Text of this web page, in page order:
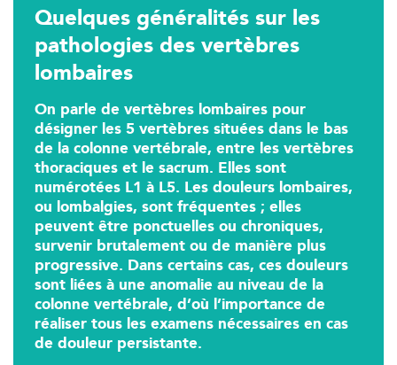
Quelques généralités sur les
pathologies des vertèbres
lombaires
On parle de vertèbres lombaires pour
désigner les 5 vertèbres situées dans le bas
de la colonne vertébrale, entre les vertèbres
thoraciques et le sacrum. Elles sont
numérotées L1 à L5. Les douleurs lombaires,
ou lombalgies, sont fréquentes ; elles
peuvent être ponctuelles ou chroniques,
survenir brutalement ou de manière plus
progressive. Dans certains cas, ces douleurs
sont liées à une anomalie au niveau de la
colonne vertébrale, d’où l’importance de
réaliser tous les examens nécessaires en cas
de douleur persistante.
IK Châtenay-Malabry – 92
380 Av. de la Division Leclerc 92290
380 Av. de la Division Leclerc 92290 Châtenay-
01 43 50 05 24
PRENEZ RDV SUR
PRENEZ RDV SUR
Kinésithérapie Balnéothérapie
IK Paris 16 – Trocadéro
8 Avenue de Camoens 75116 Paris
8 Avenue de Camoens 75116 Paris
01 42 15 22 46
Kinésithérapie